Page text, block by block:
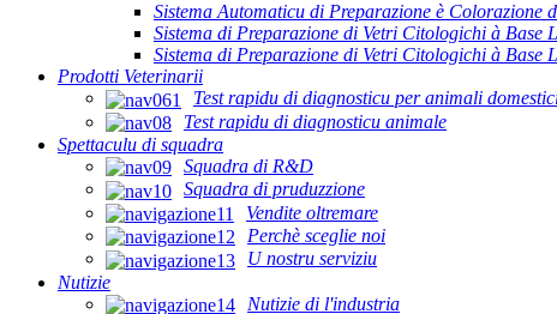
Sistema Automaticu di Preparazione è Colorazione
Sistema di Preparazione di Vetri Citologichi à Base
Sistema di Preparazione di Vetri Citologichi à Base
Prodotti Veterinarii
Test rapidu di diagnosticu per animali
Test rapidu di diagnosticu animale
Spettaculu di squadra
Squadra di R&D
Squadra di pruduzzione
Vendite oltremare
Perchè sceglie noi
U nostru serviziu
Nutizie
Nutizie di l'industria